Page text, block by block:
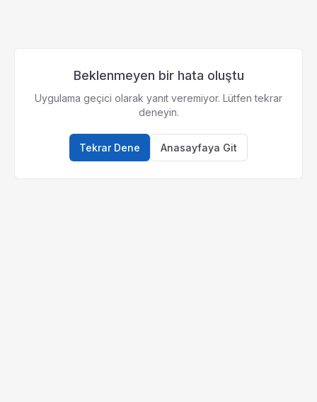
Beklenmeyen bir hata oluştu
Uygulama geçici olarak yanıt veremiyor. Lütfen tekrar
deneyin.
Tekrar Dene Anasayfaya Git